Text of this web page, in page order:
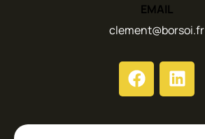
EMAIL
clement@borsoi.fr